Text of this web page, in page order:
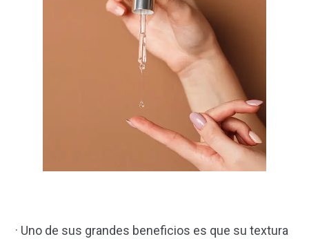
· Uno de sus grandes beneficios es que su textura